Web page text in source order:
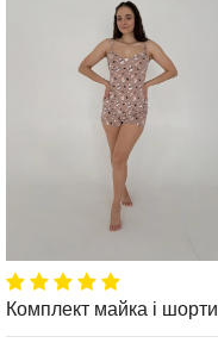
Комплект майка і шорти